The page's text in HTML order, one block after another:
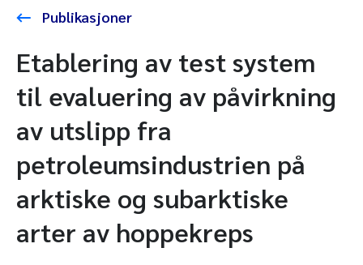
Publikasjoner
Etablering av test system
til evaluering av påvirkning
av utslipp fra
petroleumsindustrien på
arktiske og subarktiske
arter av hoppekreps